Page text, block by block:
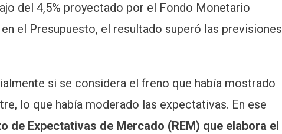
del 4,5% proyectado por el Fondo Monetario
el Presupuesto, el resultado superó las previsiones
si se considera el freno que había mostrado
lo que había moderado las expectativas. En ese
de Expectativas de Mercado (REM) que elabora el